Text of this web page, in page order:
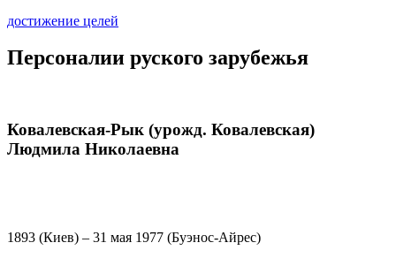
достижение целей
Персоналии руского зарубежья
Ковалевская-Рык (урожд. Ковалевская)
Людмила Николаевна
1893 (Киев) – 31 мая 1977 (Буэнос-Айрес)